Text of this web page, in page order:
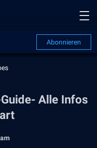
Abonnieren
Alle Infos